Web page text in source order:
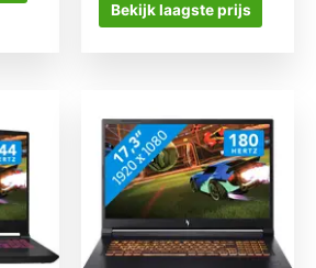
Bekijk laagste prijs